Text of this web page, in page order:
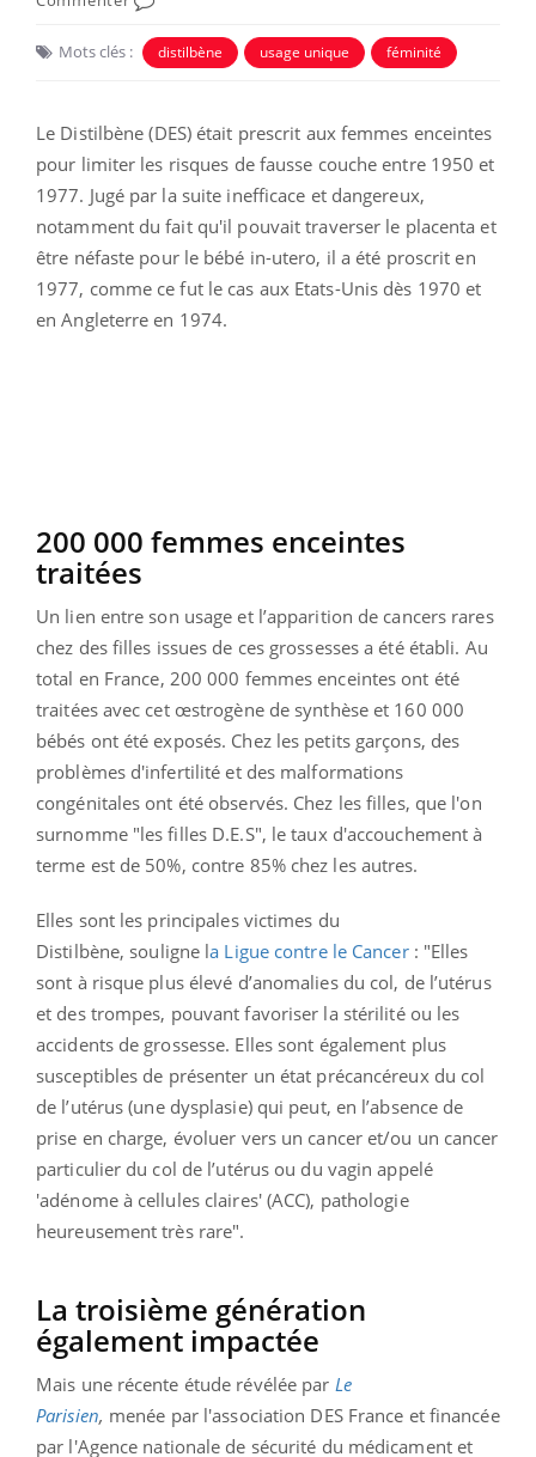
Mots clés : distilbène usage unique féminité
Le Distilbène(DES) était prescrit aux femmes enceintes
pour limiter les risques de fausse couche entre 1950 et
1977. Jugé par la suite inefficace et dangereux,
notamment du fait qu'il pouvait traverser le placenta et
être néfaste pour le bébé in-utero, il a été proscrit en
1977, comme ce fut le cas aux Etats-Unis dès 1970 et
en Angleterre en 1974.
200 000 femmes enceintes
traitées
Un lien entre son usage et l’apparition de cancers rares
chez des filles issues de ces grossesses a été établi. Au
total en France, 200 000 femmes enceintes ont été
traitées avec cet œstrogène de synthèse et 160 000
bébés ont été exposés. Chez les petits garçons, des
problèmes d'infertilité et des malformations
congénitales ont été observés. Chez les filles, que l'on
surnomme "les filles D.E.S", le taux d'accouchement à
terme est de 50%, contre 85% chez les autres.
Elles sont les principales victimes du
Distilbène, souligne la Ligue contre le Cancer : "Elles
sont à risque plus élevé d’anomalies du col, de l’utérus
et des trompes, pouvant favoriser la stérilité ou les
accidents de grossesse. Elles sont également plus
susceptibles de présenter un état précancéreux du col
de l’utérus (une dysplasie) qui peut, en l’absence de
prise en charge, évoluer vers un cancer et/ou un cancer
particulier du col de l’utérus ou du vagin appelé
'adénome à cellules claires' (ACC), pathologie
heureusement très rare".
La troisième génération
également impactée
Mais une récente étude révélée par Le
Parisien, menée par l'association DES France et financée
par l'Agence nationale de sécurité du médicament et